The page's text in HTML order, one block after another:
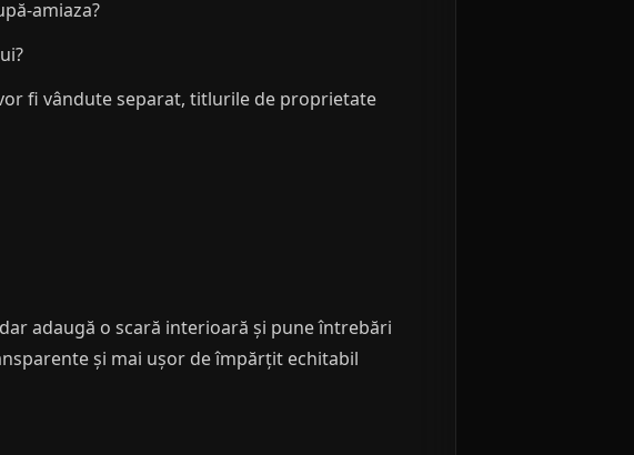
amiaza?
fi vândute separat, titlurile de proprietate
adaugă o scară interioară și pune întrebări
și mai ușor de împărțit echitabil